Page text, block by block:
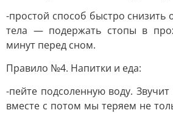
-простой способ быстро
тела — подержать стопы в
минут перед сном.
Правило №4. Напитки и еда:
-пейте подсоленную воду.
вместе с потом мы теряем не